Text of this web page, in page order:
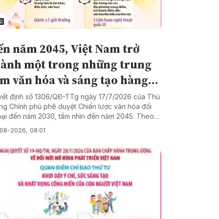
(3) Tập trung nguồn lực hình thành sản phẩm, thị
và doanh nghiệp có năng lực cạnh tranh. (4)
mạnh từ đổi mới sáng tạo trong một số lĩnh
năm 2045, Việt Nam trở
một trong những trung
văn hóa và sáng tạo hàng
khu vực
định số 1306/QĐ-TTg ngày 17/7/2026 của Thủ
Chính phủ phê duyệt Chiến lược văn hóa đối
đến năm 2030, tầm nhìn đến năm 2045. Theo
mục tiêu giai đoạn 2026-2030 là mở rộng và nâng
hiệu quả hợp tác quốc tế về văn hóa với các
gia, vùng lãnh thổ, các tổ chức, cơ quan văn
các tập đoàn kinh tế, công nghiệp văn hóa
khu vực và trên thế giới, tạo xung lực phát triển
cho các lĩnh vực văn hóa, công nghiệp văn hóa,
trung vào những lĩnh vực thế mạnh (điện ảnh,
thuật biểu diễn, du lịch văn hóa, di sản...).
2026, 08:01